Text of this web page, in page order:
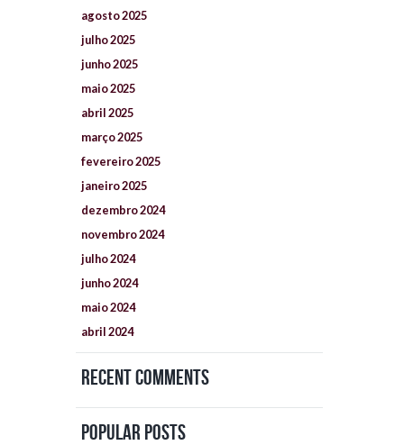
agosto2025
julho2025
junho2025
maio2025
abril2025
março2025
fevereiro2025
janeiro2025
dezembro2024
novembro2024
julho2024
junho2024
maio2024
abril2024
Recent Comments
Popular Posts